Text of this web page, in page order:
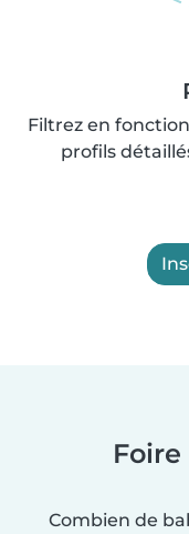
Filtrez en
profils
Combien de